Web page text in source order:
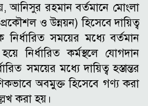
আনিসুর রহমান বর্তমানে মোংলা
ও উন্নয়ন) হিসেবে দায়িত্ব
সময়ের মধ্যে বর্তমান
নির্ধারিত কর্মস্থলে যোগদান
সময়ের মধ্যে দায়িত্ব হস্তান্তর
অবমুক্ত হিসেবে গণ্য করা
করা হয়।